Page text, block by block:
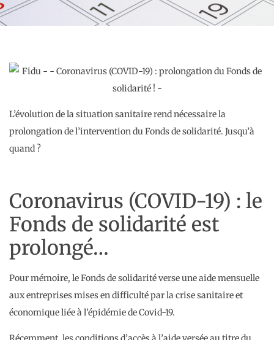
L’évolution de la situation sanitaire rend nécessaire la
prolongation de l’intervention du Fonds de solidarité. Jusqu’à
quand ?
Coronavirus (COVID-19) : le
Fonds de solidarité est
prolongé…
Pour mémoire, le Fonds de solidarité verse une aide mensuelle
aux entreprises mises en difficulté par la crise sanitaire et
économique liée à l’épidémie de Covid-19.